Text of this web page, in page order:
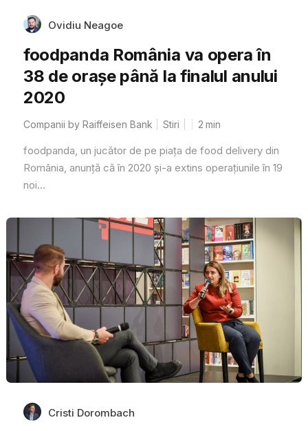
Ovidiu Neagoe
foodpanda România va opera în
38 de orașe până la finalul anului
2020
Companii by Raiffeisen Bank Stiri 2 min
foodpanda, un jucător de pe piața de food delivery din
România, anunță că în 2020 și-a extins operațiunile în 19
noi...
Cristi Dorombach